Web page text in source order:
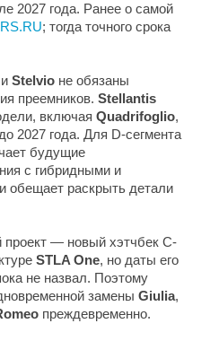
2027 года. Ранее о самой
; тогда точного срока
Stelvio не обязаны
преемников. Stellantis
включая Quadrifoglio,
2027 года. Для D-сегмента
будущие
с гибридными и
обещает раскрыть детали
— новый хэтчбек C-
STLA One, но даты его
не назвал. Поэтому
замены Giulia,
преждевременно.